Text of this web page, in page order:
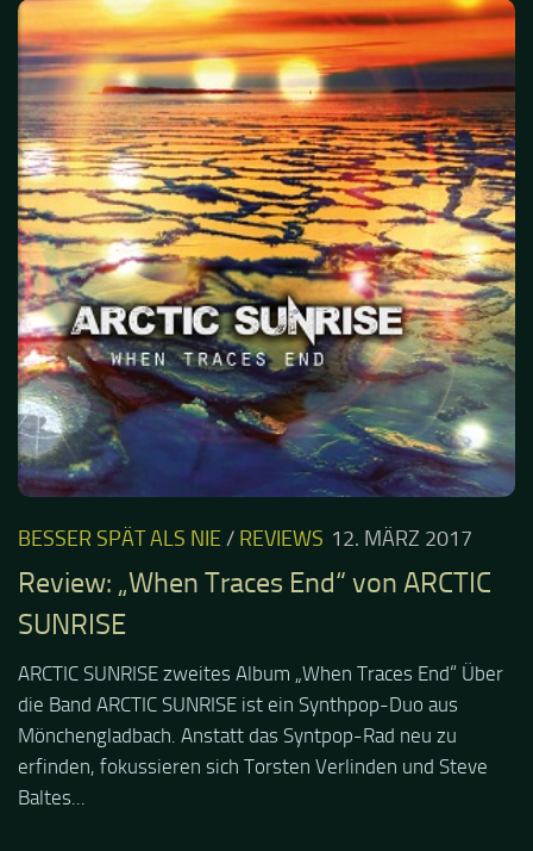
BESSER SPÄT ALS NIE / REVIEWS 12. MÄRZ 2017
Review: „When Traces End“ von ARCTIC
SUNRISE
ARCTIC SUNRISE zweites Album „When Traces End“ Über
die Band ARCTIC SUNRISE ist ein Synthpop-Duo aus
Mönchengladbach. Anstatt das Syntpop-Rad neu zu
erfinden, fokussieren sich Torsten Verlinden und Steve
Baltes...